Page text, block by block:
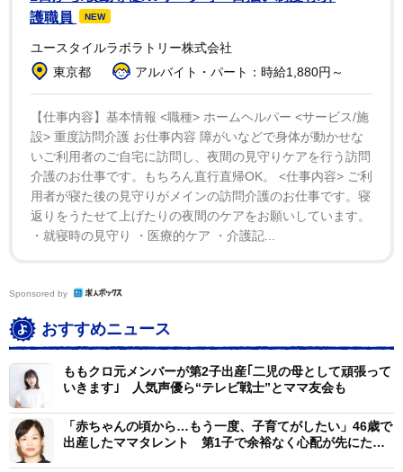
上原は19年12月に一般男性と結婚を報告し、20年に
43歳で第1子を出産した。
護職員
NEW
ユースタイルラボラトリー株式会社
東京都
アルバイト・パート：時給1,880円～
【仕事内容】基本情報 <職種> ホームヘルパー <サービス/施
設> 重度訪問介護 お仕事内容 障がいなどで身体が動かせな
いご利用者のご自宅に訪問し、夜間の見守りケアを行う訪問
介護のお仕事です。もちろん直行直帰OK。 <仕事内容> ご利
用者が寝た後の見守りがメインの訪問介護のお仕事です。寝
返りをうたせて上げたりの夜間のケアをお願いしています。
・就寝時の見守り ・医療的ケア ・介護記...
Sponsored by
おすすめニュース
ももクロ元メンバーが第2子出産｢二児の母として頑張って
いきます｣ 人気声優ら“テレビ戦士”とママ友会も
「赤ちゃんの頃から…もう一度、子育てがしたい」46歳で
出産したママタレント 第1子で余裕なく心配が先にたっ